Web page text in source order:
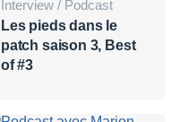
Interview / Podcast
Les pieds dans le
patch saison 3, Best
of #3